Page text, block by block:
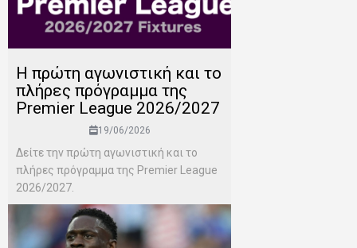
H πρώτη αγωνιστική και το
πλήρες πρόγραμμα της
Premier League 2026/2027
19/06/2026
Δείτε την πρώτη αγωνιστική και το
πλήρες πρόγραμμα της Premier League
2026/2027.